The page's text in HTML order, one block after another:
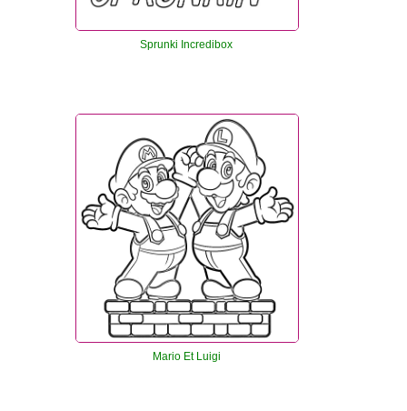
Sprunki Incredibox
Mario Et Luigi